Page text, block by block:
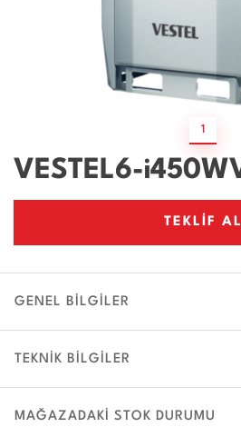
1
VESTEL6-
TEKLİF AL
GENEL BİLGİLER
TEKNİK BİLGİLER
MAĞAZADAKİ STOK DURUMU